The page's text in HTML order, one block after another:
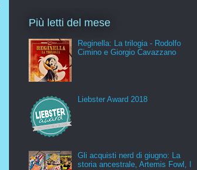
Più letti del mese
Reginella: La trilogia - Rodolfo
Cimino e Giorgio Cavazzano
Liebster Award 2018
Gli acquisti nerd di giugno: La
storia ancestrale, Artemis Fowl, I